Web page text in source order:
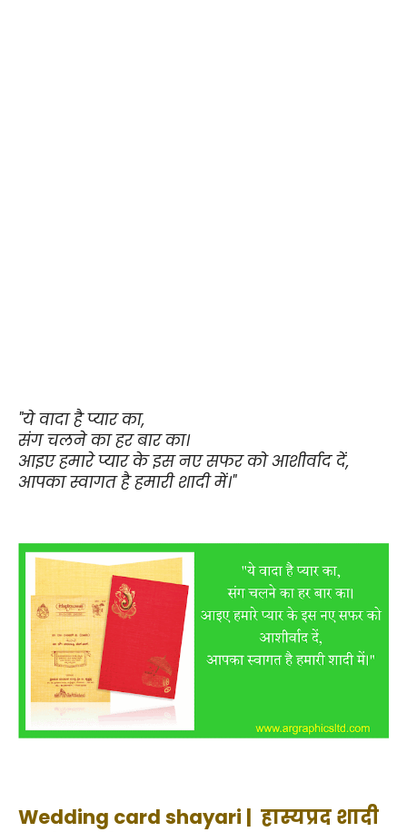
"ये वादा है प्यार का,
संग चलने का हर बार का।
आइए हमारे प्यार के इस नए सफर को आशीर्वाद दें,
आपका स्वागत है हमारी शादी में।"
Wedding card shayari |  हास्यप्रद शादी